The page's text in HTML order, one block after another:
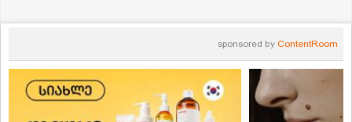
sponsored by ContentRoom